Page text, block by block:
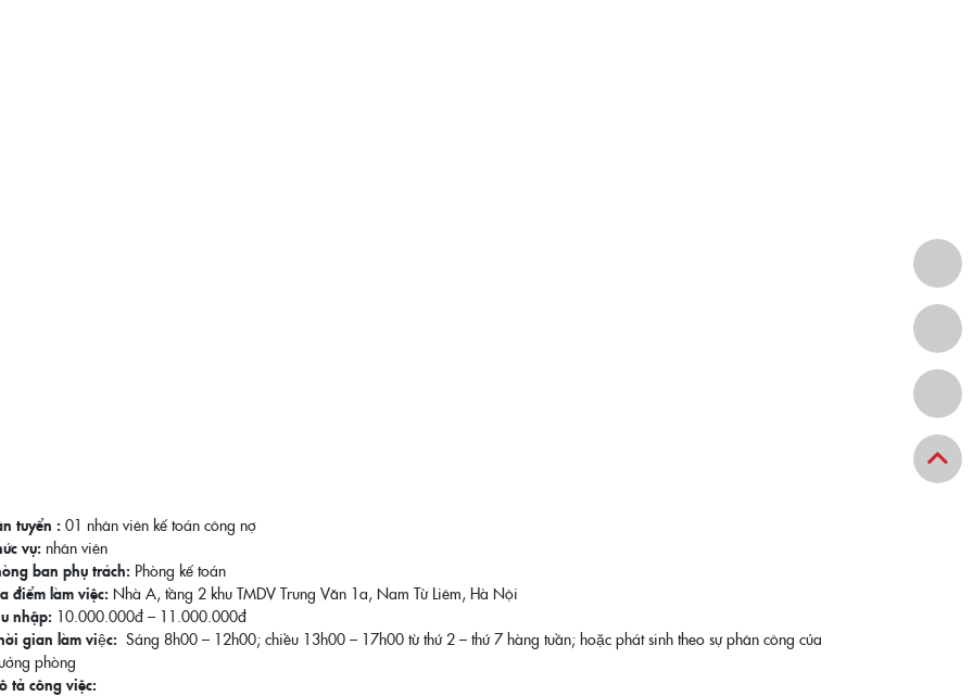
tuyển :01 nhân viên kế toán công nợ
vụ:nhân viên
ban phụ trách:Phòng kế toán
điểm làm việc:Nhà A, tầng 2 khu TMDV Trung Văn 1a, Nam Từ Liêm, Hà Nội
nhập:10.000.000đ – 11.000.000đ
gian làm việc:Sáng 8h00 – 12h00; chiều 13h00 – 17h00 từ thứ 2 – thứ 7 hàng tuần; hoặc phát sinh theo sự phân công của
phòng
tả công việc: